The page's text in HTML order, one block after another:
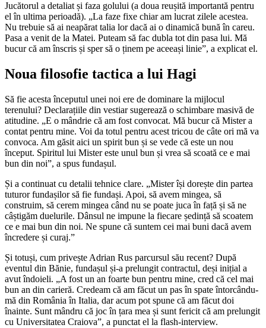
Jucătorul a detaliat și faza golului (a doua reușită importantă pentru
el în ultima perioadă). „La faze fixe chiar am lucrat zilele acestea.
Nu trebuie să ai neapărat talia lor dacă ai o dinamică bună în careu.
Pasa a venit de la Matei. Puteam să fac dubla tot din pasa lui. Mă
bucur că am înscris și sper să o ținem pe aceeași linie”, a explicat el.
Noua filosofie tactica a lui Hagi
Să fie acesta începutul unei noi ere de dominare la mijlocul
terenului? Declarațiile din vestiar sugerează o schimbare masivă de
atitudine. „E o mândrie că am fost convocat. Mă bucur că Mister a
contat pentru mine. Voi da totul pentru acest tricou de câte ori mă va
convoca. Am găsit aici un spirit bun și se vede că este un nou
început. Spiritul lui Mister este unul bun și vrea să scoată ce e mai
bun din noi”, a spus fundașul.
Și a continuat cu detalii tehnice clare. „Mister își dorește din partea
tuturor fundașilor să fie fundași. Apoi, să avem mingea, să
construim, să cerem mingea când nu se poate juca în față și să ne
câștigăm duelurile. Dânsul ne impune la fiecare ședință să scoatem
ce e mai bun din noi. Ne spune că suntem cei mai buni dacă avem
încredere și curaj.”
Și totuși, cum privește Adrian Rus parcursul său recent? După
eventul din Bănie, fundașul și-a prelungit contractul, deși inițial a
avut îndoieli. „A fost un an foarte bun pentru mine, cred că cel mai
bun an din carieră. Credeam că am făcut un pas în spate întorcându-
mă din România în Italia, dar acum pot spune că am făcut doi
înainte. Sunt mândru că joc în țara mea și sunt fericit că am prelungit
cu Universitatea Craiova”, a punctat el la flash-interview.